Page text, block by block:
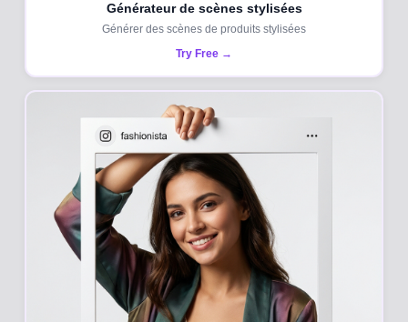
Générateur de scènes stylisées
Générer des scènes de produits stylisées
Try Free →